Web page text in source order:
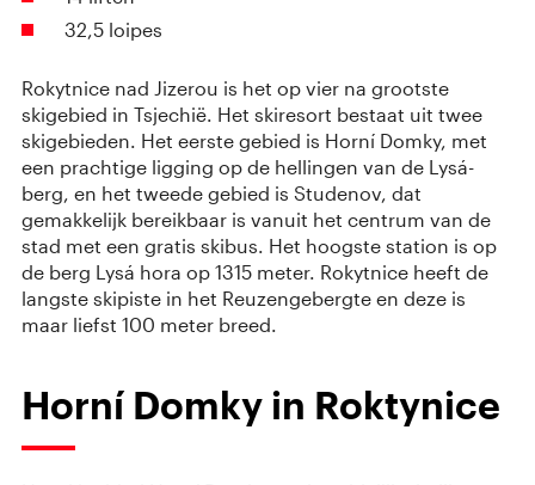
32,5 loipes
Rokytnice nad Jizerou is het op vier na grootste
skigebied in Tsjechië. Het skiresort bestaat uit twee
skigebieden. Het eerste gebied is Horní Domky, met
een prachtige ligging op de hellingen van de Lysá-
berg, en het tweede gebied is Studenov, dat
gemakkelijk bereikbaar is vanuit het centrum van de
stad met een gratis skibus. Het hoogste station is op
de berg Lysá hora op 1315 meter. Rokytnice heeft de
langste skipiste in het Reuzengebergte en deze is
maar liefst 100 meter breed.
Horní Domky in Roktynice